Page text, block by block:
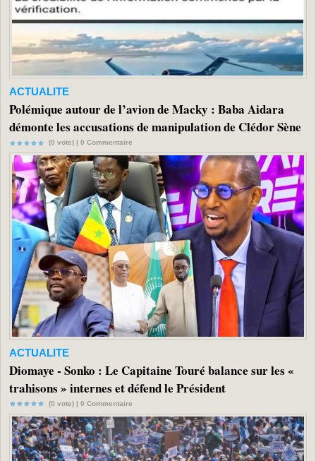
ACTUALITE
Polémique autour de l’avion de Macky : Baba Aidara
démonte les accusations de manipulation de Clédor Sène
(0 vote) | 0 Commentaire
ACTUALITE
Diomaye - Sonko : Le Capitaine Touré balance sur les «
trahisons » internes et défend le Président
(0 vote) | 0 Commentaire